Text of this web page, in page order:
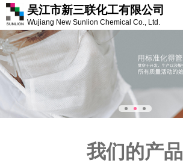
吴江市新三联化工有限公司
Wujiang New Sunlion Chemical Co., Ltd.
我们的产品